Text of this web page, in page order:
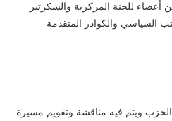
للجنة المركزية والسكرتير
السياسي والكوادر المتقدمة
ويتم فيه مناقشة وتقويم مسيرة